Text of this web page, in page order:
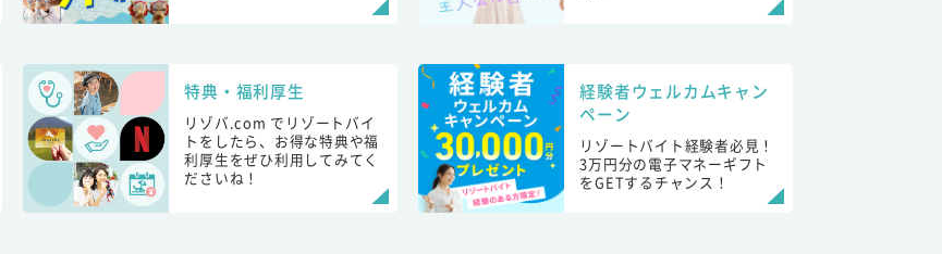
特典・福利厚生
リゾバ.com でリゾートバイ
トをしたら、お得な特典や福
利厚生をぜひ利用してみてく
ださいね！
経験者ウェルカムキャン
ペーン
リゾートバイト経験者必見！
3万円分の電子マネーギフト
をGETするチャンス！